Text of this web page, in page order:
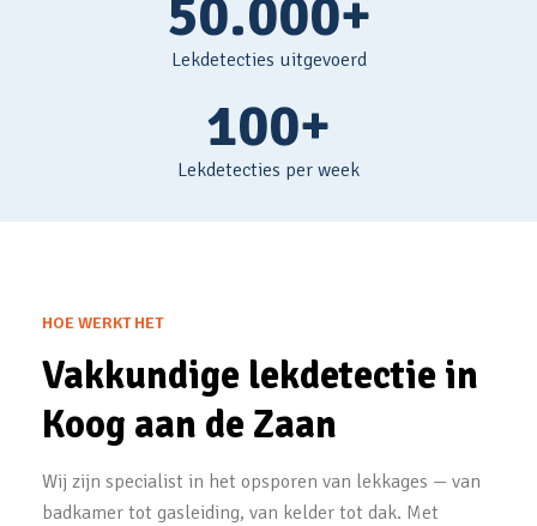
50.000+
Lekdetecties uitgevoerd
100+
Lekdetecties per week
HOE WERKT HET
Vakkundige lekdetectie in
Koog aan de Zaan
Wij zijn specialist in het opsporen van lekkages — van
badkamer tot gasleiding, van kelder tot dak. Met